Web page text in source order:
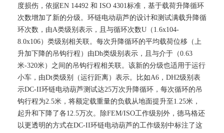
度损伤，依据EN 14492 和 ISO 4301标准，基于载荷升降循环
次数增加了新的分级。环链电动葫芦的设计和测试满载升降循
环次数，由A类级别表示，且与循环次数U（1.6x104-
8.0x106）类级别相关联。每次升降循环的平均载荷位移（上
升加下降的吊钩行程）由Dh类级别表示，且与介于（0.63
米-320米）之间的吊钩行程相关联。该新的分级也适用于运行
小车，由Dt类级别（运行距离）表示。比如A6，DH2级别表
示DC-II环链电动葫芦测试达25万次升降循环，每次循环的吊
钩行程为2.5米，将额定载重量的负载从地面提升至1.25米，
起升和下降了各12.5万次。除FEM/ISO工作级别外，德马格还
以更透明的方式在DC-II环链电动葫芦的工作级别中标注了这